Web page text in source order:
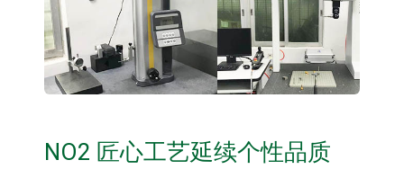
NO2 匠心工艺延续个性品质